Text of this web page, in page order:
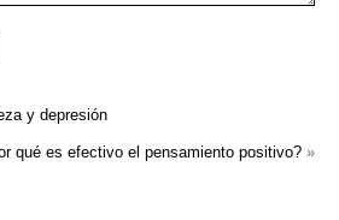
y depresión
qué es efectivo el pensamiento positivo? »